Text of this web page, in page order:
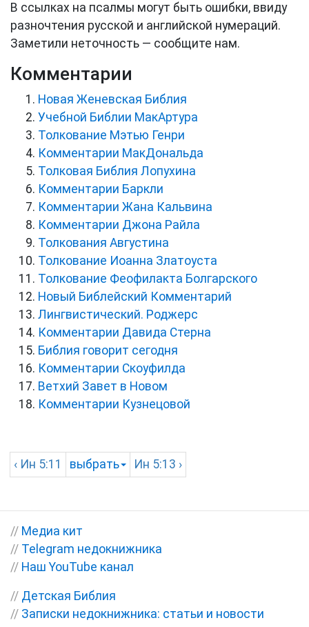
В ссылках на псалмы могут быть ошибки, ввиду
разночтения русской и английской нумераций.
Заметили неточность — сообщите нам.
Комментарии
Новая Женевская Библия
Учебной Библии МакАртура
Толкование Мэтью Генри
Комментарии МакДональда
Толковая Библия Лопухина
Комментарии Баркли
Комментарии Жана Кальвина
Комментарии Джона Райла
Толкования Августина
Толкование Иоанна Златоуста
Толкование Феофилакта Болгарского
Новый Библейский Комментарий
Лингвистический. Роджерс
Комментарии Давида Стерна
Библия говорит сегодня
Комментарии Скоуфилда
Ветхий Завет в Новом
Комментарии Кузнецовой
‹ Ин 5:11 выбрать Ин 5:13 ›
// Медиа кит
// Telegram недокнижника
// Наш YouTube канал
// Детская Библия
// Записки недокнижника: статьи и новости